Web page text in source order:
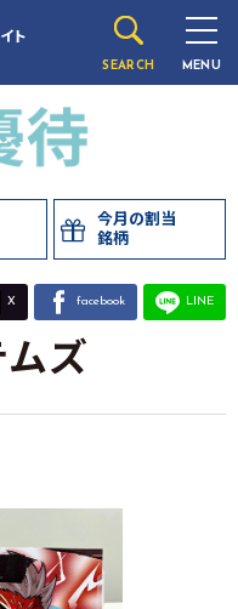
ト
SEARCH MENU
今月の割当
銘柄
X facebook LINE
ムズ